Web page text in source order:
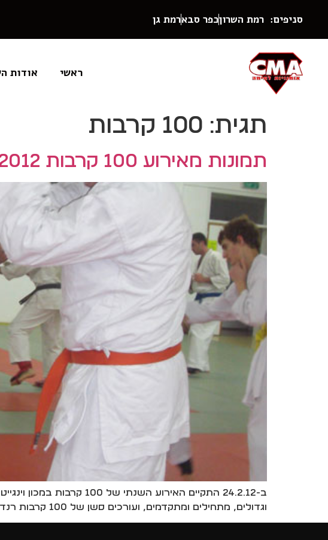
סניפים: רמת השרוןכפר סבארמת גן
ראשי אודות
תגית: 100 קרבות
תמונות מאירוע 100 קרבות 2012
וגדולים, מתחילים ומתקדמים, ועורכים סשן של 100 קרבות רנדורי של דקה אחת לכל קרב. כל הכבוד לכל המשתתפים!